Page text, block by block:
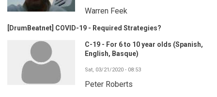
Warren Feek
[DrumBeatnet] COVID-19 - Required Strategies?
C-19 - For 6 to 10 year olds (Spanish,
English, Basque)
Sat, 03/21/2020 - 08:53
Peter Roberts